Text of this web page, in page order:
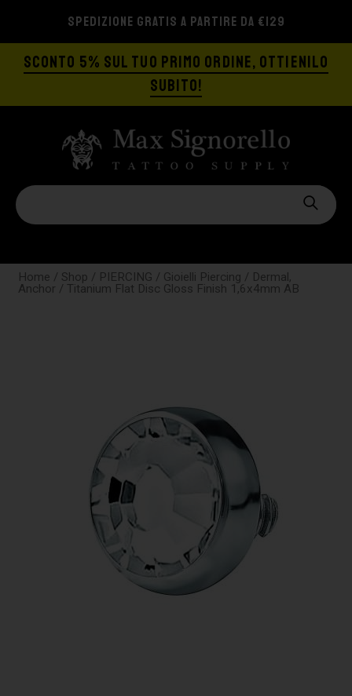
SPEDIZIONE GRATIS A PARTIRE DA €129
SCONTO 5% SUL TUO PRIMO ORDINE, OTTIENILO
SUBITO!
Home / Shop / PIERCING / Gioielli Piercing / Dermal,
Anchor / Titanium Flat Disc Gloss Finish 1,6x4mm AB